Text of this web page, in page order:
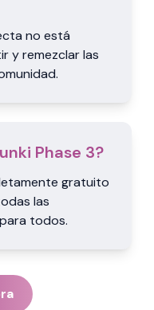
no está
y remezclar las
Phase 3?
gratuito
las
todos.